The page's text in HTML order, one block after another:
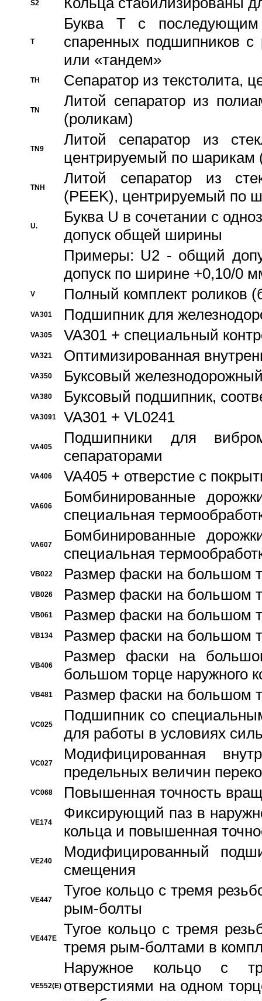
S2
T
Буква T с
спаренных подшипников
или «тандем»
TH Сепаратор из текстолита,
TN
Литой сепаратор из
(роликам)
TN9
Литой сепаратор из
центрируемый по шарикам
TNH
Литой сепаратор из
(PEEK), центрируемый по
U.
Буква U в сочетании с
допуск общей ширины
Примеры: U2 - общий
допуск по ширине +0,10/0
V Полный комплект роликов
VA301 Подшипник для
VA305 VA301 + специальный
VA321 Оптимизированная
VA350 Буксовый
VA380 Буксовый подшипник,
VA3091 VA301 + VL0241
VA405
Подшипники для
сепараторами
VA406 VA405 + отверстие с
VA606
Бомбинированные
специальная
VA607
Бомбинированные
специальная
VB022 Размер фаски на большом
VB026 Размер фаски на большом
VB061 Размер фаски на большом
VB134 Размер фаски на большом
VB406
Размер фаски на
большом торце наружного
VB481 Размер фаски на большом
VC025
Подшипник со
для работы в условиях
VC027
Модифицированная
предельных величин
VC068 Повышенная точность
VE174
Фиксирующий паз в
кольца и повышенная
VE240
Модифицированный
смещения
VE447
Тугое кольцо с тремя
рым-болты
VE447E
Тугое кольцо с тремя
тремя рым-болтами в
VE552(E)
Наружное кольцо с
отверстиями на одном